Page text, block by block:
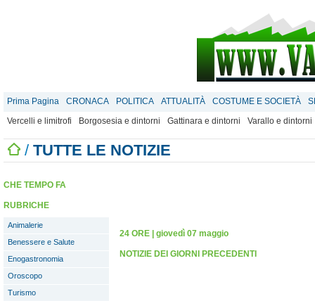
Prima Pagina CRONACA POLITICA ATTUALITÀ COSTUME E SOCIETÀ
Vercelli e limitrofi
Borgosesia e dintorni Gattinara e dintorni Varallo e dintorni
/ TUTTE LE NOTIZIE
CHE TEMPO FA
RUBRICHE
Animalerie
Benessere e Salute
Enogastronomia
Oroscopo
Turismo
24 ORE giovedì 07 maggio
NOTIZIE DEI GIORNI PRECEDENTI